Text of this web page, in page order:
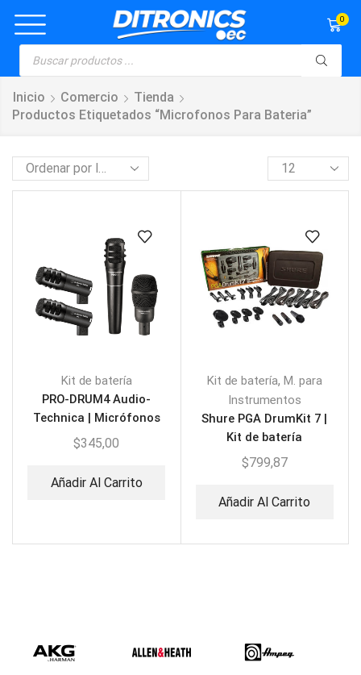
0
Inicio Comercio
Tienda
Productos Etiquetados “microfonos Para Bateria”
Kit de batería
PRO-DRUM4 Audio-
Technica | Micrófonos
para batería
$345,00
Añadir Al Carrito
Kit de batería, M. para
Instrumentos
Shure PGA DrumKit 7 |
Kit de batería
$799,87
Añadir Al Carrito